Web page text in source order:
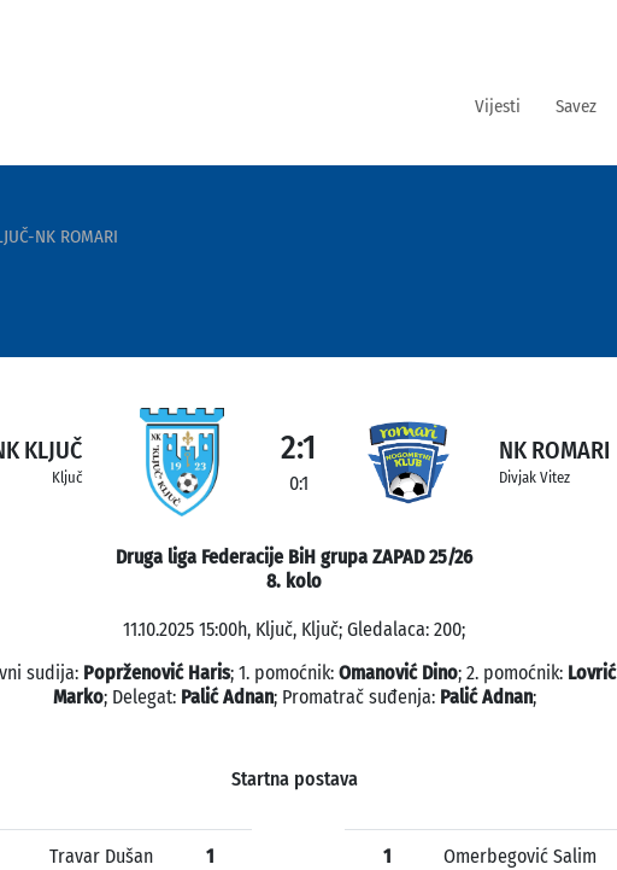
Vijesti Savez
NK ROMARI
KLJUČ
Ključ
2:1
0:1
NK ROMARI
Divjak Vitez
Druga liga Federacije BiH grupa ZAPAD 25/26
8. kolo
11.10.2025 15:00h, Ključ, Ključ; Gledalaca: 200;
sudija: Poprženović Haris; 1. pomoćnik: Omanović Dino; 2. pomoćnik: Lovrić
Marko; Delegat: Palić Adnan; Promatrač suđenja: Palić Adnan;
Startna postava
Travar Dušan 1 1 Omerbegović Salim